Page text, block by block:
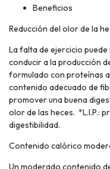
Beneficios
Reducción del olor de la
La falta de ejercicio
conducir a la producción
formulado con proteínas
contenido adecuado de
promover una buena
olor de las heces. *L.I.P.:
digestibilidad.
Contenido calórico
Un moderado contenido